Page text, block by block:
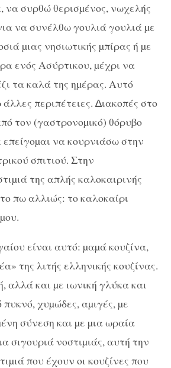
να συρθώ θερισµένος, νωχελής
να συνέλθω γουλιά γουλιά µε
µιας νησιωτικής µπίρας ή µε
ενός Ασύρτικου, µέχρι να
τα καλά της ηµέρας. Αυτό
περιπέτειες. ∆ιακοπές στο
τον (γαστρονοµικό) θόρυβο
να κουρνιάσω στην
σπιτιού. Στην
της απλής καλοκαιρινής
πω αλλιώς: το καλοκαίρι
είναι αυτό: µαµά κουζίνα,
της λιτής ελληνικής κουζίνας.
αλλά και µε ιωνική γλύκα και
χυµώδες, αµιγές, µε
σύνεση και µε µια ωραία
σιγουριά νοστιµιάς, αυτή την
που έχουν οι κουζίνες που